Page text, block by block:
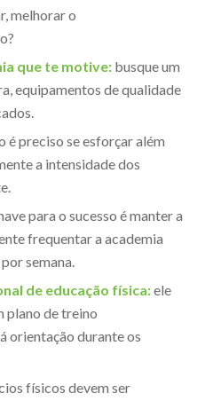
melhorar o
que te motive:busque um
equipamentos de qualidade
é preciso se esforçar além
a intensidade dos
para o sucesso é manter a
frequentar a academia
semana.
de educação física:ele
plano de treino
orientação durante os
físicos devem ser